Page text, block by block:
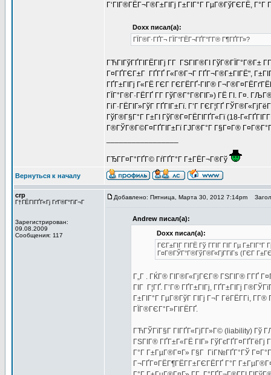
Г‘ГІГ®ГЁГ¬Г®Г±ГІГј Г±ГІГ°Г ГµГ®ГўГЄГЁ, Г°Г
Doxx писал(а):
ГЇГ®Г·ГҐГ¬ ГЇГ°ГЁГ¬ГҐГ°Г­Г® Г¶ГҐГ­Г»?
ГЋГІГўГҐГІГЁГІГј Г­Г ГЅГІГ®ГІ ГўГ®ГЇГ°Г®Г±
Г¤ГҐГЄГ±Г ГҐГҐ Г«Г®Г¬Г ГҐГ¬Г®Г±ГІГЁ",
ГҐГ±ГІГј Г«ГЁ ГЄГ ГЄГЁГҐ-ГІГ®
ГЇГ°Г®Г·ГЁГҐ Г­Г ГўГ®Г°Г®ГІГ») ГЁ ГІ. Г¤.
ГіГ·ГЁГІГ»ГўГ ГҐГІГ±Гї. Г’Г ГЄГ¦ГҐ
ГўГ®Г§Г°Г Г±ГІ ГўГ®Г¤ГЁГІГҐГ«Гї (18-
Г®ГЎГ®Г©Г¤ГҐГІГ±Гї ГЈГ®Г°Г Г§Г¤Г®
ГЂГ­Г¤Г°ГҐГ© ГѓГҐГ°Г Г±ГЁГ¬Г®Гў
Вернуться к началу
crp
Г†ГЁГІГҐГ«Гј ГґГ®Г°ГіГ¬Г
Зарегистрирован:
09.08.2009
Сообщения: 117
Добавлено: Пятница, Марта 30, 2012 7:14pm
Andrew писал(а):
Doxx писал(а):
ГЄГ±ГІГ ГІГЁ Гў ГГІГ ГІГ Гµ
Г¤Г®ГЎГ°Г®ГўГ®Г«ГјГ­ГіГѕ (ГЄГ
Г„Г . ГЌГ® ГІГ®Г«ГјГЄГ® ГЅГІГ® Г­ГҐ
ГІГ Г¦ГҐ. Г’Г® ГҐГ±ГІГј, ГҐГ±ГІГј
Г±ГІГ°Г ГµГ®ГўГ ГІГј Г¬Г ГёГЁГ­Гі,
ГЇГ®ГЄГ°Г»ГІГЁГҐ.
ГЋГЎГїГ§Г ГІГҐГ«ГјГ­Г»Г© (liability) Гў
ГЅГІГ® ГҐГ±Г«ГЁ ГІГ»
Г°Г Г±ГµГ®Г¤Г» Г§Г ГіГ№ГҐГ°ГЎ
Г¬ГҐГ¤ГЁГ¶ГЁГ­Г±ГЄГЁГҐ Г°Г